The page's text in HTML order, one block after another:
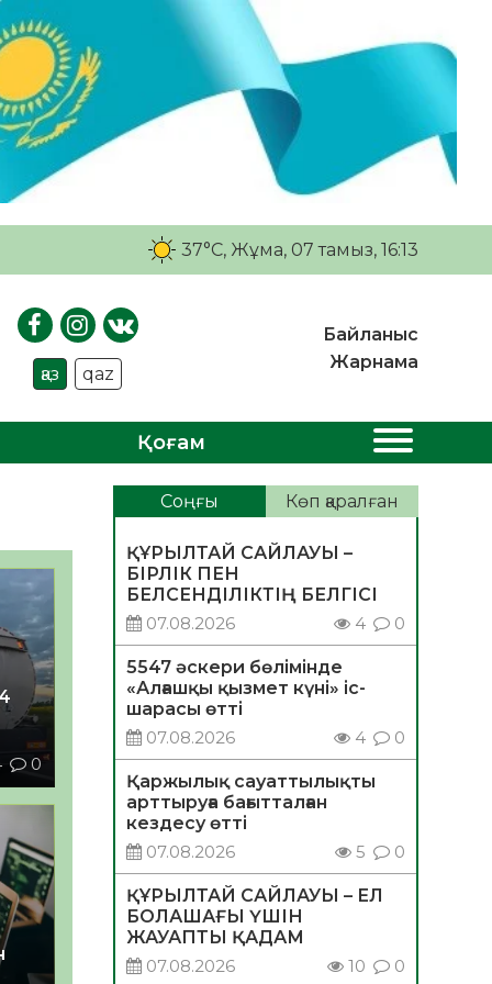
37°C, Жұма, 07 тамыз, 16:13
қаз qaz
Байланыс
Жарнама
Қоғам
0
Соңғы Көп қаралған
ҚҰРЫЛТАЙ САЙЛАУЫ –
БІРЛІК ПЕН
БЕЛСЕНДІЛІКТІҢ БЕЛГІСІ
07.08.2026
4 0
5547 әскери бөлімінде
«Алғашқы қызмет күні» іс-
шарасы өтті
07.08.2026
4 0
Қаржылық сауаттылықты
арттыруға бағытталған
кездесу өтті
07.08.2026
5 0
ҚҰРЫЛТАЙ САЙЛАУЫ – ЕЛ
БОЛАШАҒЫ ҮШІН
ЖАУАПТЫ ҚАДАМ
07.08.2026
10 0